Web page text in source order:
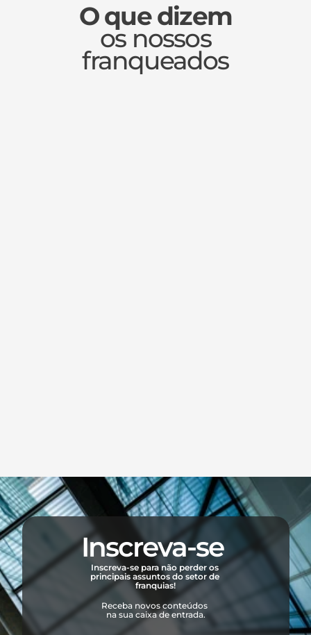
O que dizem
os nossos
franqueados
Inscreva-se
Inscreva-se para não perder os
principais assuntos do setor de
franquias!
Receba novos conteúdos
na sua caixa de entrada.